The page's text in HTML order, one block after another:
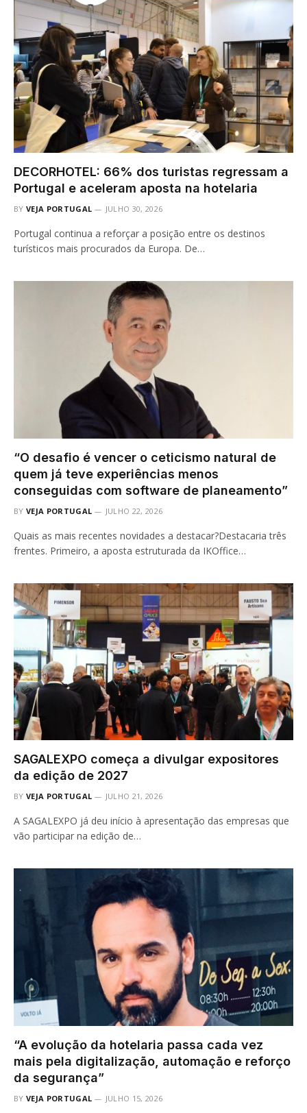
DECORHOTEL: 66% dos turistas regressam a
Portugal e aceleram aposta na hotelaria
BY VEJA PORTUGAL JULHO 30, 2026
Portugal continua a reforçar a posição entre os destinos
turísticos mais procurados da Europa. De…
“O desafio é vencer o ceticismo natural de
quem já teve experiências menos
conseguidas com software de planeamento”
BY VEJA PORTUGAL JULHO 22, 2026
Quais as mais recentes novidades a destacar?Destacaria três
frentes. Primeiro, a aposta estruturada da IKOffice…
SAGALEXPO começa a divulgar expositores
da edição de 2027
BY VEJA PORTUGAL JULHO 21, 2026
A SAGALEXPO já deu início à apresentação das empresas que
vão participar na edição de…
“A evolução da hotelaria passa cada vez
mais pela digitalização, automação e reforço
da segurança”
BY VEJA PORTUGAL JULHO 15, 2026